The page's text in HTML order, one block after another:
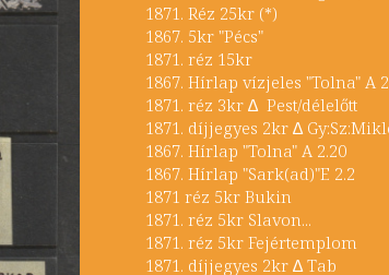
1871. Réz 25kr (*) új
1867. 5kr "Pécs"
1871. réz 15kr új
1867. Hírlap vízjeles "Tolna"
1871. réz 3kr ∆ Pest/
1871. díjjegyes 2kr ∆
1867. Hírlap "Tolna" A
1867. Hírlap "Sark(ad)"E
1871 réz 5kr Bukin
1871. réz 5kr Slavon...
1871. réz 5kr
1871. díjjegyes 2kr ∆